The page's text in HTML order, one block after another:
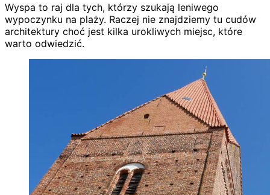
Wyspa to raj dla tych, którzy szukają leniwego
wypoczynku na plaży. Raczej nie znajdziemy tu cudów
architektury choć jest kilka urokliwych miejsc, które
warto odwiedzić.